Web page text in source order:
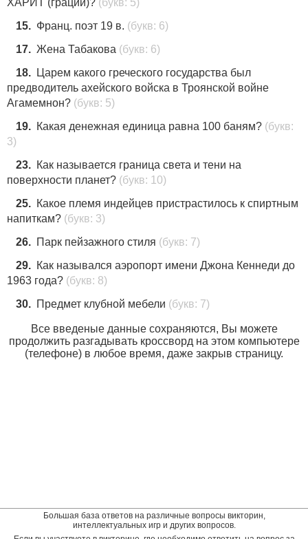
15. Франц. поэт 19 в. (букв: 6)
17. Жена Табакова (букв: 6)
18.
Царем какого греческого государства был
предводитель ахейского войска в Троянской войне
Агамемнон? (букв: 5)
19. Какая денежная единица равна 100 баням? (букв:
3)
23. Как называется граница света и тени на
поверхности планет? (букв: 10)
25. Какое племя индейцев пристрастилось к спиртным
напиткам? (букв: 3)
26. Парк пейзажного стиля (букв: 7)
29. Как назывался аэропорт имени Джона Кеннеди до
1963 года? (букв: 8)
30. Предмет клубной мебели (букв: 7)
Все введеные данные сохраняются, Вы можете
продолжить разгадывать кроссворд на этом компьютере
(телефоне) в любое время, даже закрыв страницу.
Большая база ответов на различные вопросы викторин,
интеллектуальных игр и других вопросов.